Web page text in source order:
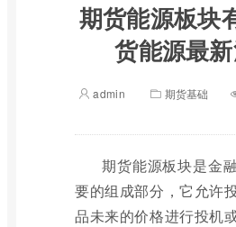
期货能源板块
货能源最
admin 期货基础
期货能源板块是金
要的组成部分，它允许
品未来的价格进行投机